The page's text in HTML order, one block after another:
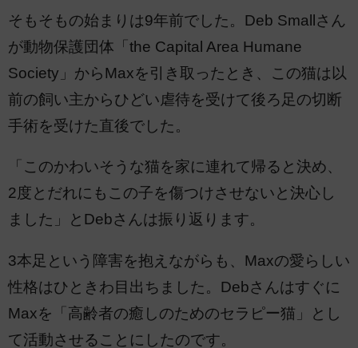
そもそもの始まりは9年前でした。Deb Smallさん
が動物保護団体「the Capital Area Humane
Society」からMaxを引き取ったとき、この猫は以
前の飼い主からひどい虐待を受けて後ろ足の切断
手術を受けた直後でした。
「このかわいそうな猫を家に連れて帰ると決め、
2度とだれにもこの子を傷つけさせないと決心し
ました」とDebさんは振り返ります。
3本足という障害を抱えながらも、Maxの愛らしい
性格はひときわ目出ちました。Debさんはすぐに
Maxを「高齢者の癒しのためのセラピー猫」とし
て活動させることにしたのです。